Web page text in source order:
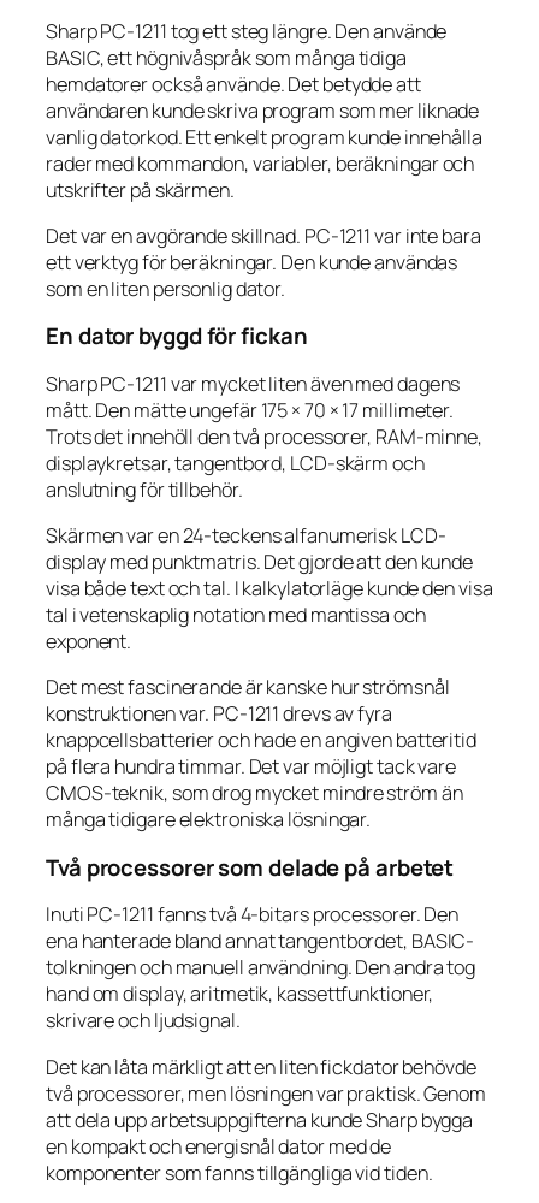
Sharp PC-1211 tog ett steg längre. Den använde
BASIC, ett högnivåspråk som många tidiga
hemdatorer också använde. Det betydde att
användaren kunde skriva program som mer liknade
vanlig datorkod. Ett enkelt program kunde innehålla
rader med kommandon, variabler, beräkningar och
utskrifter på skärmen.
Det var en avgörande skillnad. PC-1211 var inte bara
ett verktyg för beräkningar. Den kunde användas
som en liten personlig dator.
En dator byggd för fickan
Sharp PC-1211 var mycket liten även med dagens
mått. Den mätte ungefär 175 × 70 × 17 millimeter.
Trots det innehöll den två processorer, RAM-minne,
displaykretsar, tangentbord, LCD-skärm och
anslutning för tillbehör.
Skärmen var en 24-teckens alfanumerisk LCD-
display med punktmatris. Det gjorde att den kunde
visa både text och tal. I kalkylatorläge kunde den visa
tal i vetenskaplig notation med mantissa och
exponent.
Det mest fascinerande är kanske hur strömsnål
konstruktionen var. PC-1211 drevs av fyra
knappcellsbatterier och hade en angiven batteritid
på flera hundra timmar. Det var möjligt tack vare
CMOS-teknik, som drog mycket mindre ström än
många tidigare elektroniska lösningar.
Två processorer som delade på arbetet
Inuti PC-1211 fanns två 4-bitars processorer. Den
ena hanterade bland annat tangentbordet, BASIC-
tolkningen och manuell användning. Den andra tog
hand om display, aritmetik, kassettfunktioner,
skrivare och ljudsignal.
Det kan låta märkligt att en liten fickdator behövde
två processorer, men lösningen var praktisk. Genom
att dela upp arbetsuppgifterna kunde Sharp bygga
en kompakt och energisnål dator med de
komponenter som fanns tillgängliga vid tiden.